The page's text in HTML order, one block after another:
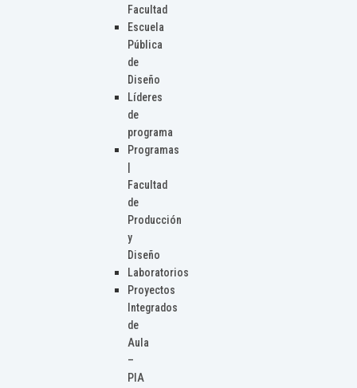
Facultad
Escuela
Pública
de
Diseño
Líderes
de
programa
Programas
Facultad
de
Producción
y
Diseño
Laboratorios
Proyectos
Integrados
de
Aula
–
PIA